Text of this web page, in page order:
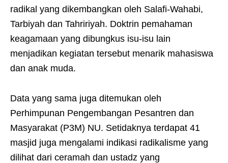
radikal yang dikembangkan oleh Salafi-Wahabi,
Tarbiyah dan Tahririyah. Doktrin pemahaman
keagamaan yang dibungkus isu-isu lain
menjadikan kegiatan tersebut menarik mahasiswa
dan anak muda.
Data yang sama juga ditemukan oleh
Perhimpunan Pengembangan Pesantren dan
Masyarakat (P3M) NU. Setidaknya terdapat 41
masjid juga mengalami indikasi radikalisme yang
dilihat dari ceramah dan ustadz yang